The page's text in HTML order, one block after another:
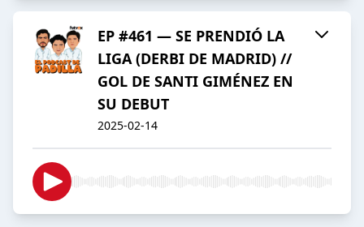
EP #461 — SE PRENDIÓ LA
LIGA (DERBI DE MADRID) //
GOL DE SANTI GIMÉNEZ EN
SU DEBUT
2025-02-14